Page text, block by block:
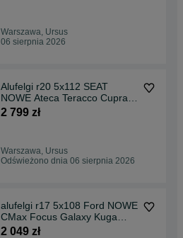
Warszawa, Ursus
06 sierpnia 2026
Alufelgi r20 5x112 SEAT
NOWE Ateca Teracco Cupra
Leon Altea Alhamb
2 799 zł
Warszawa, Ursus
Odświeżono dnia 06 sierpnia 2026
alufelgi r17 5x108 Ford NOWE
CMax Focus Galaxy Kuga
Mondeo S-Max Puma
2 049 zł